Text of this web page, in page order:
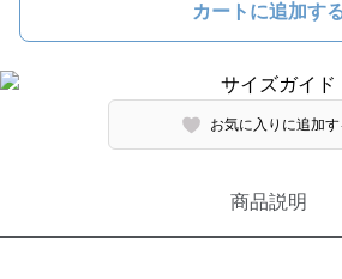
カートに追加す
お気に入りに追加す
商品説明